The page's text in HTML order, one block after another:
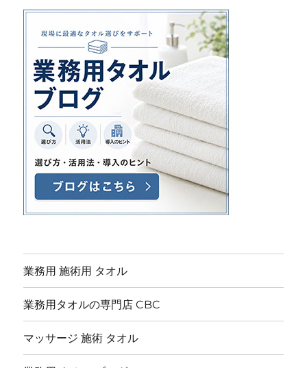
業務用 施術用 タオル
業務用タオルの専門店 CBC
マッサージ 施術 タオル